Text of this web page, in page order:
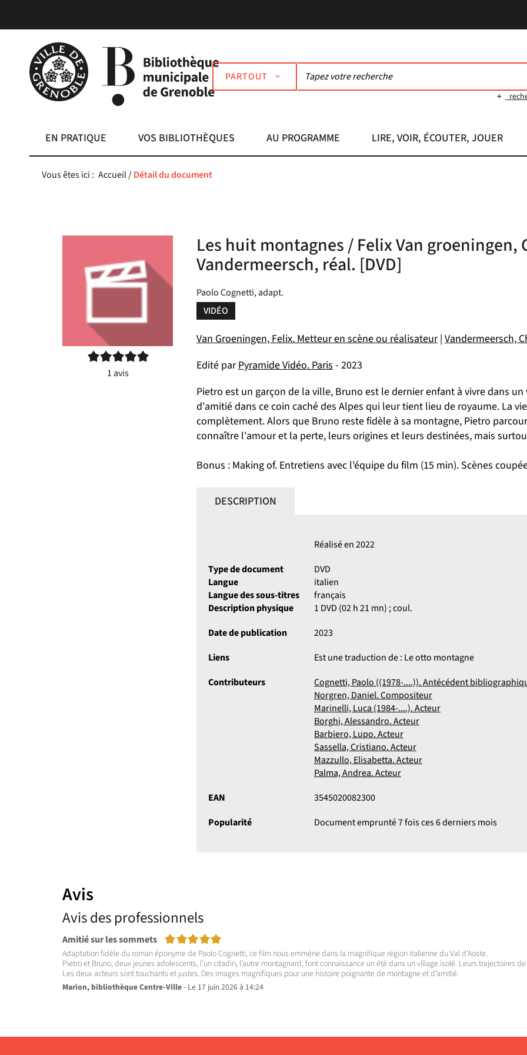
menu
contenu
la
PARTOUT
EN PRATIQUE VOS BIBLIOTHÈQUES AU PROGRAMME LIRE, VOIR, ÉCOUTER, JOUER
Vous êtes ici : Accueil/Détail du document
5/5
1avis
Les huit montagnes / Felix Van groeningen,
Vandermeersch, réal. [DVD]
Paolo Cognetti, adapt.
VIDÉO
Van Groeningen, Felix. Metteur en scène ou réalisateur| Vandermeersch,
Edité parPyramide Vidéo. Paris- 2023
Pietro est un garçon de la ville, Bruno est le dernier enfant à vivre dans
d'amitié dans ce coin caché des Alpes qui leur tient lieu de royaume. La
complètement. Alors que Bruno reste fidèle à sa montagne, Pietro
connaître l'amour et la perte, leurs origines et leurs destinées, mais
Bonus : Making of. Entretiens avec l'équipe du film (15 min). Scènes
DESCRIPTION
Réalisé en 2022
Type de document
DVD
Langue
italien
Langue des sous-titres
français
Description physique
1 DVD (02 h 21 mn) ; coul.
Date de publication
2023
Liens
Est une traduction de : Le otto montagne
Contributeurs
Cognetti, Paolo ((1978-....)). Antécédent
Norgren, Daniel. Compositeur
Marinelli, Luca (1984-....). Acteur
Borghi, Alessandro. Acteur
Barbiero, Lupo. Acteur
Sassella, Cristiano. Acteur
Mazzullo, Elisabetta. Acteur
Palma, Andrea. Acteur
EAN
3545020082300
Popularité
Document emprunté 7 fois ces 6 derniers mois
Avis
Avis des professionnels
Amitié sur les sommets 5/5
Adaptation fidèle du roman éponyme de Paolo Cognetti, ce film nous emmène dans la magnifique région italienne du Val d’Aoste.
Pietro et Bruno, deux jeunes adolescents, l’un citadin, l’autre montagnard, font connaissance un été dans un village isolé. Leurs trajectoires
Les deux acteurs sont touchants et justes. Des images magnifiques pour une histoire poignante de montagne et d’amitié.
Marion, bibliothèque Centre-Ville- Le 17 juin 2026 à 14:24